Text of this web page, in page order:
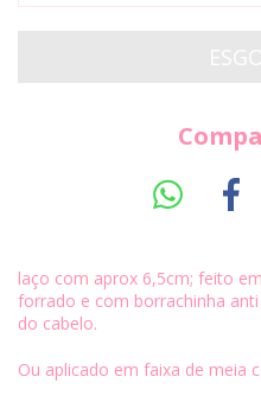
laço com aprox 6,5cm; feito
forrado e com borrachinha
do cabelo.
Ou aplicado em faixa de meia